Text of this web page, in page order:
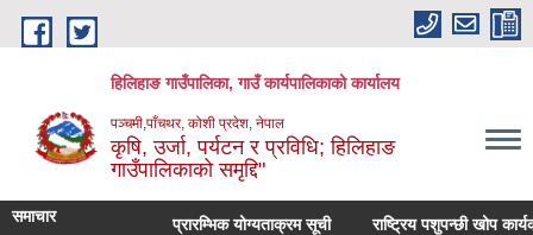
Skip to main content
हिलिहाङ गाउँपालिका, गाउँ कार्यपालिकाको कार्यालय
पञ्चमी,पाँचथर, कोशी प्रदेश, नेपाल
कृषि, उर्जा, पर्यटन र प्रविधि; हिलिहाङ
गाउँपालिकाको समृद्दि"
समाचार प्रारम्भिक योग्यताक्रम सूची राष्ट्रिय पशुपन्छी खोप